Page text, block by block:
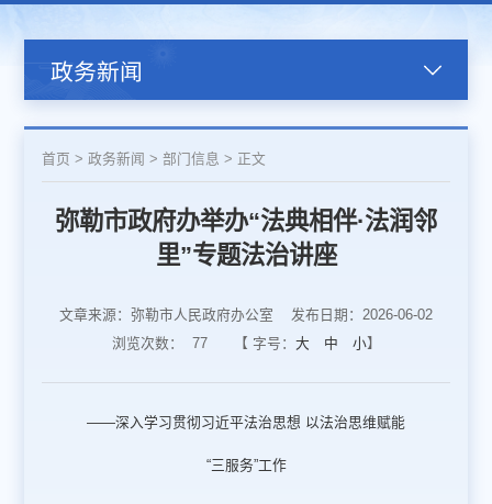
政务新闻
首页 >政务新闻 >部门信息 > 正文
弥勒市政府办举办“法典相伴·法润邻
里”专题法治讲座
文章来源：弥勒市人民政府办公室
发布日期：2026-06-02
浏览次数：
77 【 字号： 大 中 小】
——深入学习贯彻习近平法治思想 以法治思维赋能
“三服务”工作